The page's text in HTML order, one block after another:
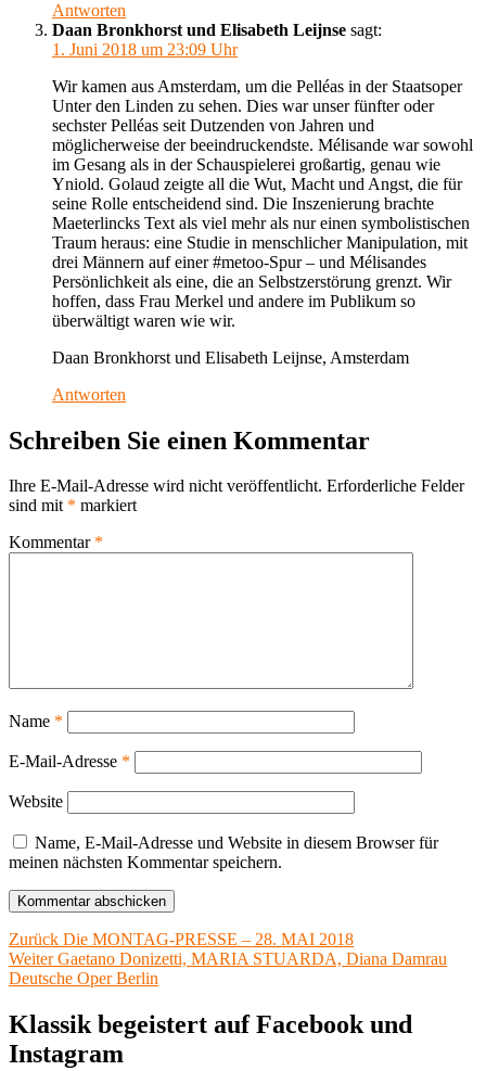
Antworten
Daan Bronkhorst und Elisabeth Leijnse sagt:
1. Juni 2018 um 23:09 Uhr
Wir kamen aus Amsterdam, um die Pelléas in der Staatsoper
Unter den Linden zu sehen. Dies war unser fünfter oder
sechster Pelléas seit Dutzenden von Jahren und
möglicherweise der beeindruckendste. Mélisande war sowohl
im Gesang als in der Schauspielerei großartig, genau wie
Yniold. Golaud zeigte all die Wut, Macht und Angst, die für
seine Rolle entscheidend sind. Die Inszenierung brachte
Maeterlincks Text als viel mehr als nur einen symbolistischen
Traum heraus: eine Studie in menschlicher Manipulation, mit
drei Männern auf einer #metoo-Spur – und Mélisandes
Persönlichkeit als eine, die an Selbstzerstörung grenzt. Wir
hoffen, dass Frau Merkel und andere im Publikum so
überwältigt waren wie wir.
Daan Bronkhorst und Elisabeth Leijnse, Amsterdam
Antworten
Schreiben Sie einen Kommentar
Ihre E-Mail-Adresse wird nicht veröffentlicht. Erforderliche Felder
sind mit * markiert
Kommentar *
Name *
E-Mail-Adresse *
Website
Name, E-Mail-Adresse und Website in diesem Browser für
meinen nächsten Kommentar speichern.
Beitragsnavigation
Zurück Vorheriger
Beitrag:
Die MONTAG-PRESSE – 28. MAI 2018
Weiter Nächster
Beitrag:
Gaetano Donizetti, MARIA STUARDA, Diana Damrau
Deutsche Oper Berlin
Klassik begeistert auf Facebook und
Instagram